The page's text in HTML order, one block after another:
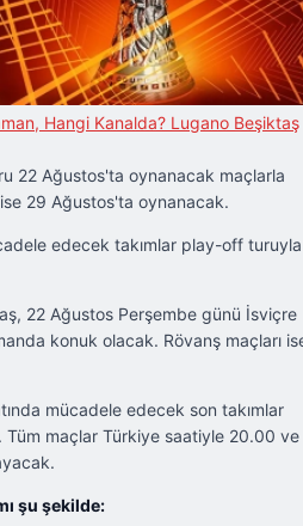
Hangi Kanalda? Lugano Beşiktaş
22 Ağustos'ta oynanacak maçlarla
29 Ağustos'ta oynanacak.
edecek takımlar play-off turuyla
22 Ağustos Perşembe günü İsviçre
konuk olacak. Rövanş maçları
mücadele edecek son takımlar
maçlar Türkiye saatiyle 20.00 ve
şu şekilde: